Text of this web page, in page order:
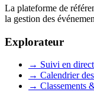
La plateforme de
la gestion des
Explorateur
→ Suivi en direct
→ Calendrier
→ Classements